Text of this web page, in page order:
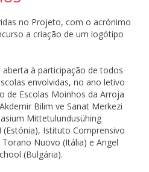
no Projeto, com o acrónimo
a criação de um logótipo
à participação de todos
envolvidas, no ano letivo
de Escolas Moinhos da Arroja
Bilim ve Sanat Merkezi
Mittetulundusühing
(Estónia), Istituto Comprensivo
Nuovo (Itália) e Angel
(Bulgária).